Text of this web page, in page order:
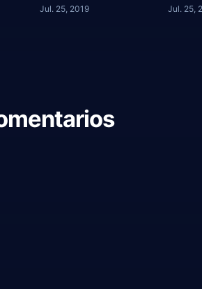
Jul. 25, 2019 Jul. 25,